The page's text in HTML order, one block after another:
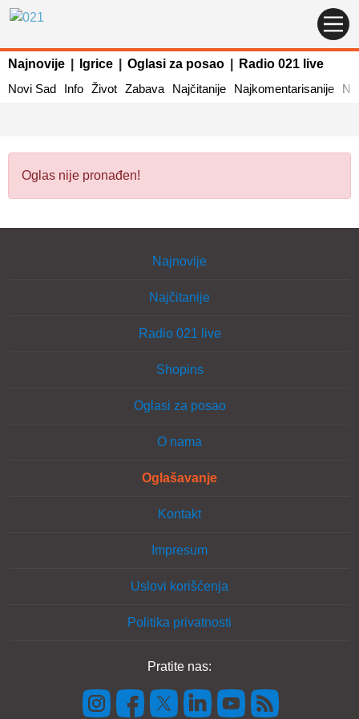
Najnovije Igrice Oglasi za posao
Radio 021 live
Novi Sad
Info Život Zabava Najčitanije Najkomentarisanije
Oglas nije pronađen!
Najnovije
Najčitanije
Radio 021 live
Shopins
Oglasi za posao
O nama
Oglašavanje
Kontakt
Impresum
Uslovi korišćenja
Politika privatnosti
Pratite nas: